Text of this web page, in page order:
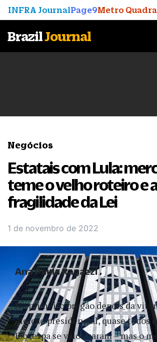
INFRA JournalPage9Metro
BrazilJournal
Negócios
Estatais com Lula:
teme o velho roteiro e a
fragilidade da Lei
1 de novembro de 2022
No primeiro pregão depois da
eleição presidencial, quase todos
Ibovespa se valorizaram – mas o
Ana Paula Ragazzi